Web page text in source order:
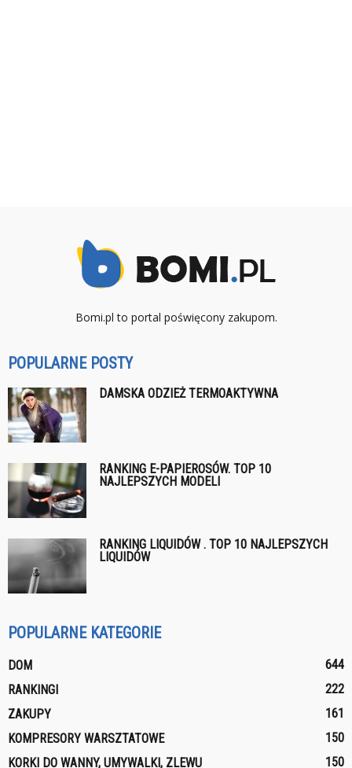
Bomi.pl to portal poświęcony zakupom.
POPULARNE POSTY
DAMSKA ODZIEŻ TERMOAKTYWNA
RANKING E-PAPIEROSÓW. TOP 10
NAJLEPSZYCH MODELI
RANKING LIQUIDÓW . TOP 10 NAJLEPSZYCH
LIQUIDÓW
POPULARNE KATEGORIE
DOM
644
RANKINGI
222
ZAKUPY
161
KOMPRESORY WARSZTATOWE
150
KORKI DO WANNY, UMYWALKI, ZLEWU
150